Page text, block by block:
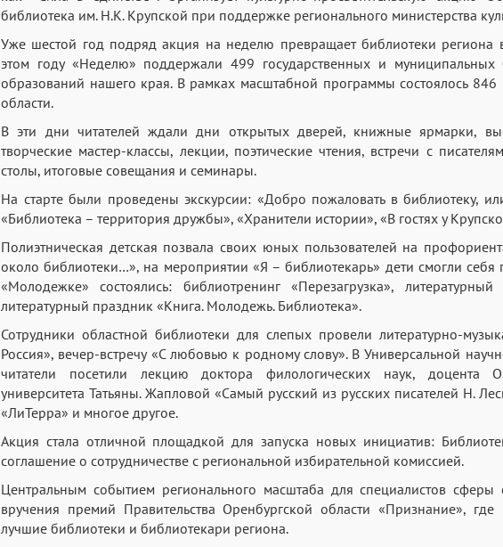
библиотека им. Н.К. Крупской при поддержке регионального министерства
Уже шестой год подряд акция на неделю превращает библиотеки региона
этом году «Неделю» поддержали 499 государственных и муниципальных
образований нашего края. В рамках масштабной программы состоялось
области.
В эти дни читателей ждали дни открытых дверей, книжные ярмарки,
творческие мастер-классы, лекции, поэтические чтения, встречи с
столы, итоговые совещания и семинары.
На старте были проведены экскурсии: «Добро пожаловать в библиотеку,
«Библиотека – территория дружбы», «Хранители истории», «В гостях у
Полиэтническая детская позвала своих юных пользователей на
около библиотеки…», на мероприятии «Я – библиотекарь» дети смогли себя
«Молодежке» состоялись: библиотренинг «Перезагрузка»,
литературный праздник «Книга. Молодежь. Библиотека».
Сотрудники областной библиотеки для слепых провели литературно-
Россия», вечер-встречу «С любовью к родному слову». В Универсальной
читатели посетили лекцию доктора филологических наук, доцента
университета Татьяны. Жапловой «Самый русский из русских писателей Н.
«ЛиТерра» и многое другое.
Акция стала отличной площадкой для запуска новых инициатив:
соглашение о сотрудничестве с региональной избирательной комиссией.
Центральным событием регионального масштаба для специалистов сферы
вручения премий Правительства Оренбургской области «Признание»,
лучшие библиотеки и библиотекари региона.